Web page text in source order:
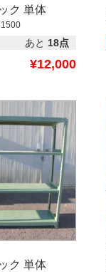
ク 単体
あと 18点
¥12,000
ク 単体